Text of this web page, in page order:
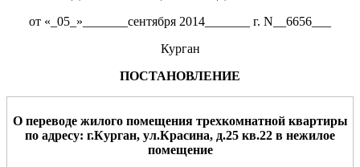
от «_05_»_______сентября 2014_______ г. N__6656___
Курган
ПОСТАНОВЛЕНИЕ
О переводе жилого помещения трехкомнатной квартиры
по адресу: г.Курган, ул.Красина, д.25 кв.22 в нежилое
помещение